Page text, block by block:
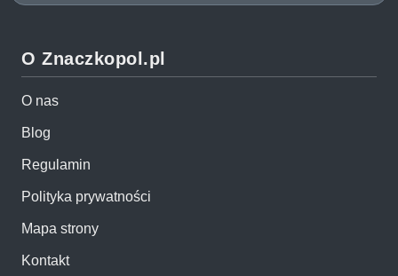
O Znaczkopol.pl
O nas
Blog
Regulamin
Polityka prywatności
Mapa strony
Kontakt